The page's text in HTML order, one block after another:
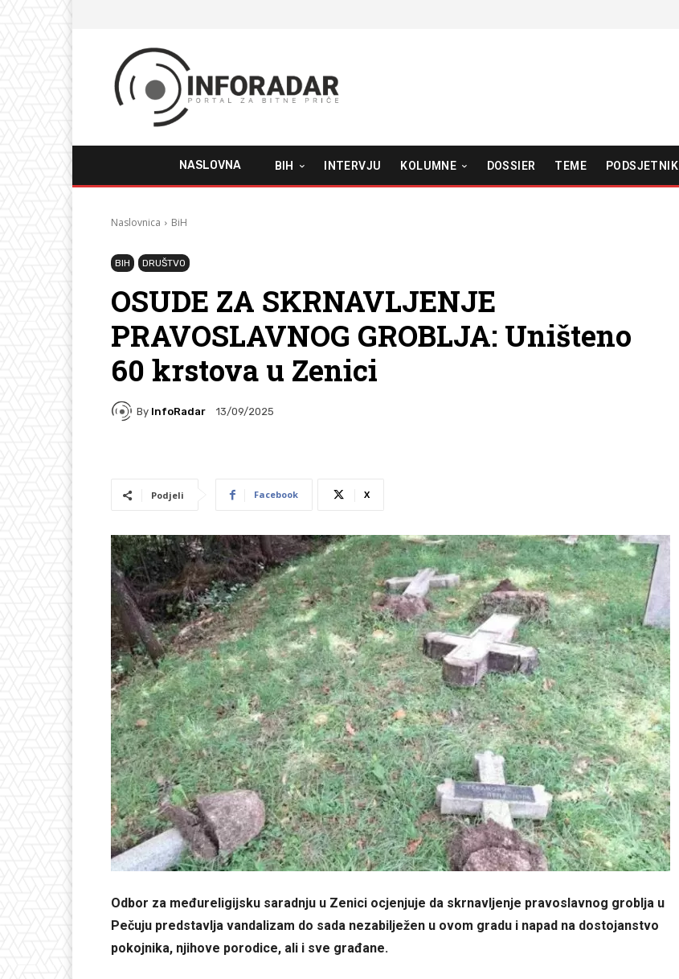
NASLOVNA BIH INTERVJU KOLUMNE DOSSIER TEME PODSJETNIK
Naslovnica BiH
BIH DRUŠTVO
OSUDE ZA SKRNAVLJENJE
PRAVOSLAVNOG GROBLJA: Uništeno
60 krstova u Zenici
By InfoRadar 13/09/2025
Podjeli Facebook X
Odbor za međureligijsku saradnju u Zenici ocjenjuje da skrnavljenje pravoslavnog groblja u
Pečuju predstavlja vandalizam do sada nezabilježen u ovom gradu i napad na dostojanstvo
pokojnika, njihove porodice, ali i sve građane.